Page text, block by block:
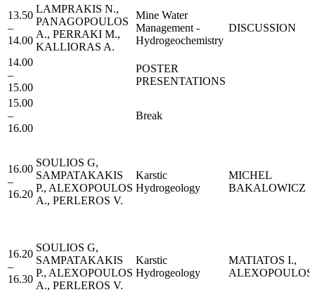
13.50
–
14.00
LAMPRAKIS N.,
PANAGOPOULOS
A., PERRAKI M.,
KALLIORAS A.
Μine Water
Management -
Hydrogeochemistry
DISCUSSION
14.00
–
15.00
POSTER
PRESENTATIONS
15.00
–
16.00
Break
16.00
–
16.20
SOULIOS G,
SAMPATAKAKIS
P., ALEXOPOULOS
A., PERLEROS V.
Karstic
Hydrogeology
MICHEL
BAKALOWICZ
16.20
–
16.30
SOULIOS G,
SAMPATAKAKIS
P., ALEXOPOULOS
A., PERLEROS V.
Karstic
Hydrogeology
MATIATOS I.,
ALEXOPOULOS